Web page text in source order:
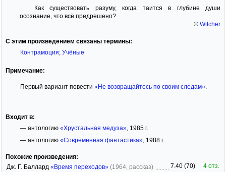
Как существовать разуму, когда таится в глубине души
осознание, что всё предрешено?
© Witcher
С этим произведением связаны термины:
Контрамоция; Учёные
Примечание:
Первый вариант повести «Не возвращайтесь по своим следам».
Входит в:
— антологию «Хрустальная медуза», 1985 г.
— антологию «Современная фантастика», 1988 г.
Похожие произведения:
Дж. Г. Баллард «Время переходов» (1964, рассказ) 7.40 (70)
4 отз.